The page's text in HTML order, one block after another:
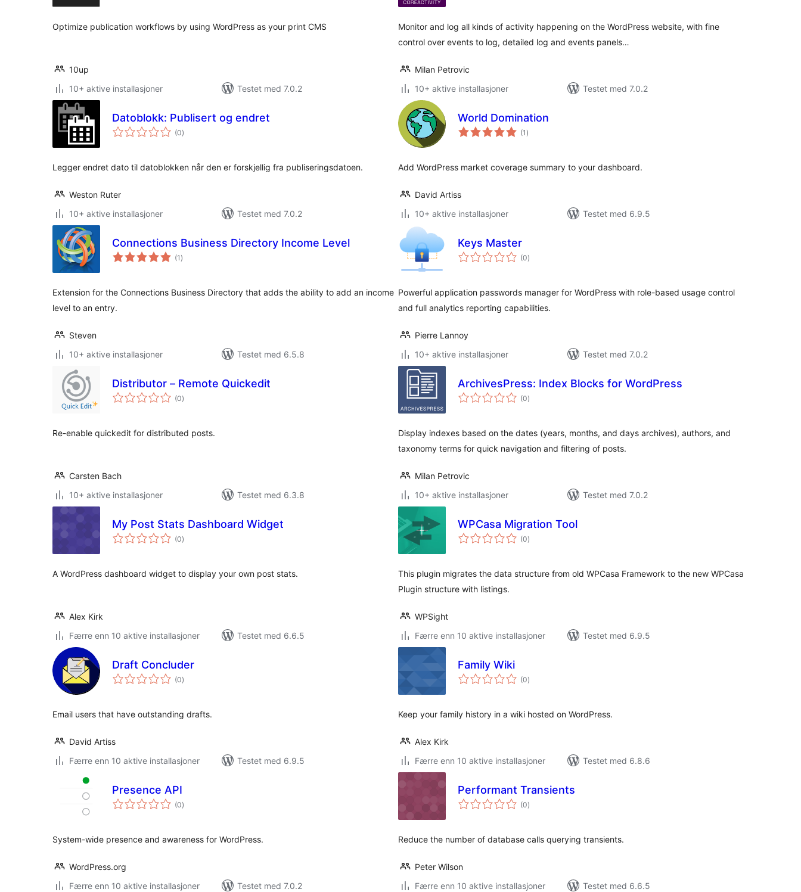
Optimize publication workflows by using WordPress as your print CMS
10up
10+ aktive installasjoner
Testet med 7.0.2
Monitor and log all kinds of activity happening on the WordPress website, with fine
control over events to log, detailed log and events panels…
Milan Petrovic
10+ aktive installasjoner
Testet med 7.0.2
Datoblokk: Publisert og endret
(0totale
vurderinger
)
Legger endret dato til datoblokken når den er forskjellig fra publiseringsdatoen.
Weston Ruter
10+ aktive installasjoner
Testet med 7.0.2
World Domination
(1 totale
vurderinger
)
Add WordPress market coverage summary to your dashboard.
David Artiss
10+ aktive installasjoner
Testet med 6.9.5
Connections Business Directory Income Level
(1 totale
vurderinger
)
Extension for the Connections Business Directory that adds the ability to add an income
level to an entry.
Steven
10+ aktive installasjoner
Testet med 6.5.8
Keys Master
(0totale
vurderinger
)
Powerful application passwords manager for WordPress with role-based usage control
and full analytics reporting capabilities.
Pierre Lannoy
10+ aktive installasjoner
Testet med 7.0.2
Distributor – Remote Quickedit
(0totale
vurderinger
)
Re-enable quickedit for distributed posts.
Carsten Bach
10+ aktive installasjoner
Testet med 6.3.8
ArchivesPress: Index Blocks for WordPress
(0totale
vurderinger
)
Display indexes based on the dates (years, months, and days archives), authors, and
taxonomy terms for quick navigation and filtering of posts.
Milan Petrovic
10+ aktive installasjoner
Testet med 7.0.2
My Post Stats Dashboard Widget
(0totale
vurderinger
)
A WordPress dashboard widget to display your own post stats.
Alex Kirk
Færre enn 10 aktive installasjoner
Testet med 6.6.5
WPCasa Migration Tool
(0totale
vurderinger
)
This plugin migrates the data structure from old WPCasa Framework to the new WPCasa
Plugin structure with listings.
WPSight
Færre enn 10 aktive installasjoner
Testet med 6.9.5
Draft Concluder
(0totale
vurderinger
)
Email users that have outstanding drafts.
David Artiss
Færre enn 10 aktive installasjoner
Testet med 6.9.5
Family Wiki
(0totale
vurderinger
)
Keep your family history in a wiki hosted on WordPress.
Alex Kirk
Færre enn 10 aktive installasjoner
Testet med 6.8.6
Presence API
(0totale
vurderinger
)
System-wide presence and awareness for WordPress.
WordPress.org
Færre enn 10 aktive installasjoner
Testet med 7.0.2
Performant Transients
(0totale
vurderinger
)
Reduce the number of database calls querying transients.
Peter Wilson
Færre enn 10 aktive installasjoner
Testet med 6.6.5